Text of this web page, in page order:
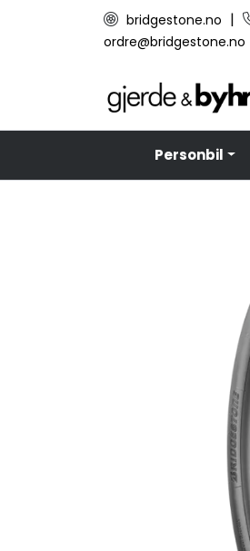
Skip to main contentbridgestone.no |
ordre@bridgestone.no
Personbil